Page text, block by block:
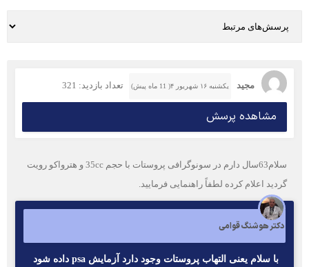
مجید یکشنبه ۱۶ شهریور ۴( 11 ماه پیش) تعداد بازدید: 321
مشاهده پرسش
سلام63سال دارم در سونوگرافی پروستات با حجم 35cc و هترواکو رویت
گردید اعلام کرده لطفاً راهنمایی فرمایید.
دکتر هوشنگ قوامی
با سلام یعنی التهاب پروستات وجود دارد آزمایش psa داده شود